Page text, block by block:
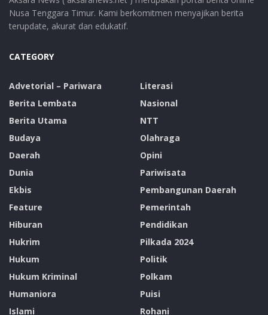
Nusa Tenggara Timur. Kami berkomitmen menyajikan berita
terupdate, akurat dan edukatif.
CATEGORY
Advetorial – Pariwara
Berita Lembata
Berita Utama
Budaya
Daerah
Dunia
Ekbis
Feature
Hiburan
Hukrim
Hukum
Hukum Kriminal
Humaniora
Islami
Literasi
Nasional
NTT
Olahraga
Opini
Pariwisata
Pembangunan Daerah
Pemerintah
Pendidikan
Pilkada 2024
Politik
Polkam
Puisi
Rohani